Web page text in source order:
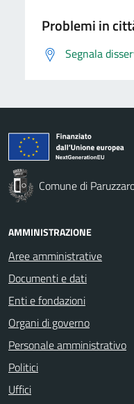
Problemi in
Segnala
Comune di
AMMINISTRAZIONE
Aree amministrative
Documenti e dati
Enti e fondazioni
Organi di governo
Personale amministrativo
Politici
Uffici